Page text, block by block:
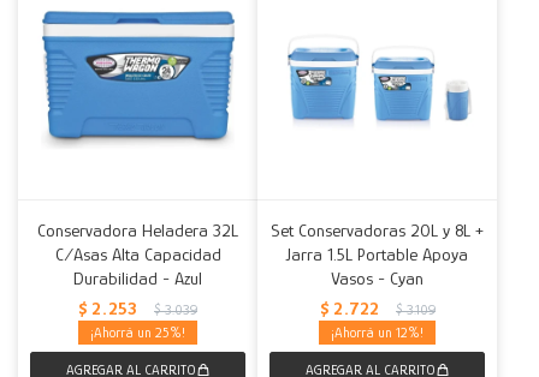
Conservadora Heladera 32L
C/Asas Alta Capacidad
Durabilidad - Azul
$ 2.253 $ 3.039
25
Set Conservadoras 20L y 8L +
Jarra 1.5L Portable Apoya
Vasos - Cyan
$ 2.722 $ 3.109
12